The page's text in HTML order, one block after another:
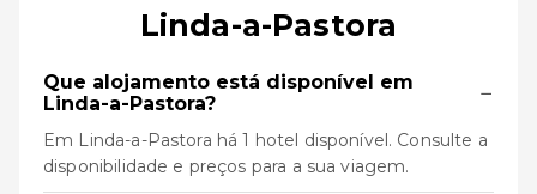
Linda-a-Pastora
Que alojamento está disponível em
Linda-a-Pastora?
−
Em Linda-a-Pastora há 1 hotel disponível. Consulte a
disponibilidade e preços para a sua viagem.